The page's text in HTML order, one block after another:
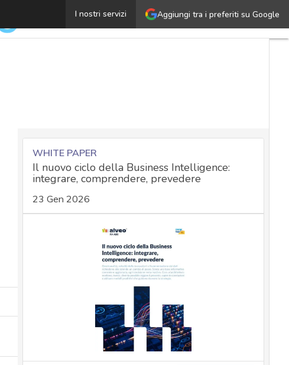
Aggiungi tra i preferiti su Google
I nostri servizi
Data breach, quanto costano alle aziende: nell’ultimo
WHITE PAPER
Il nuovo ciclo della Business Intelligence:
integrare, comprendere, prevedere
23 Gen 2026